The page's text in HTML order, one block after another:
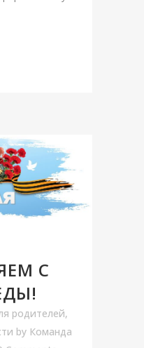
С
родителей,
by Команда